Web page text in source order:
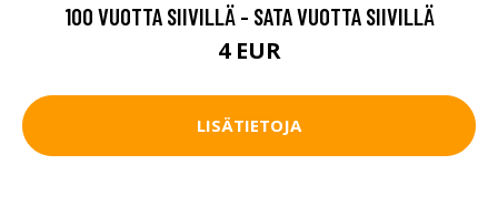
100 VUOTTA SIIVILLÄ - SATA VUOTTA SIIVILLÄ
4 EUR
LISÄTIETOJA